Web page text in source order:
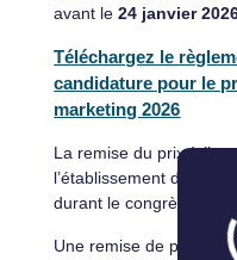
avant le24 janvier
Téléchargez le
candidature pour le
marketing 2026
La remise du prix à
l’établissement
durant le congrès de
Une remise de prix